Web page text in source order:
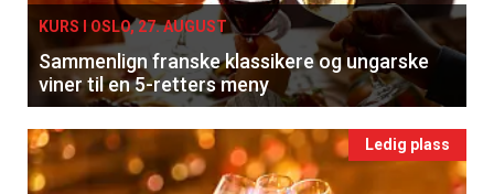
KURS I OSLO, 27. AUGUST
Sammenlign franske klassikere og ungarske
viner til en 5-retters meny
Ledig plass